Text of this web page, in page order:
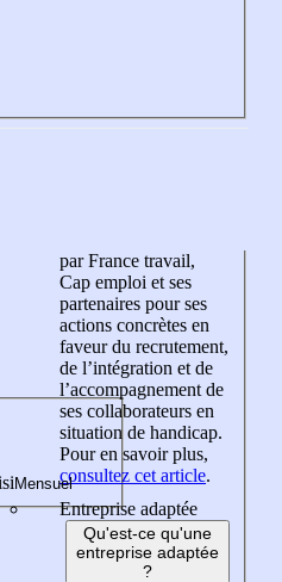
par France travail,
Cap emploi et ses
partenaires pour ses
actions concrètes en
faveur du recrutement,
de l’intégration et de
l’accompagnement de
ses collaborateurs en
situation de handicap.
Pour en savoir plus,
consultez cet article.
Entreprise adaptée
Qu'est-ce qu'une
entreprise adaptée
?